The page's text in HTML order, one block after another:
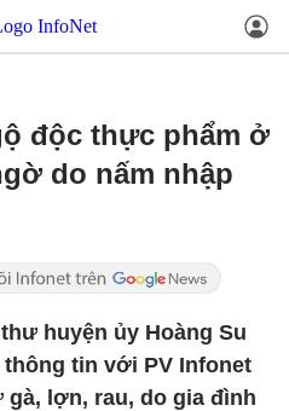
độc thực phẩm ở
do nấm nhập
huyện ủy Hoàng Su
tin với PV Infonet
lợn, rau, do gia đình